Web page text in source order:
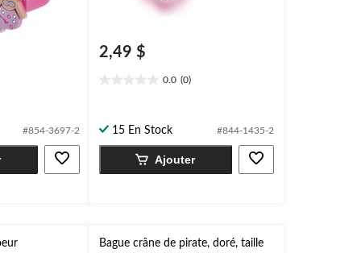
#854-3697-2
2,49 $
0.0 (0)
5. 15 En Stock #844-1435-2
Ajouter
Bague crâne de pirate, doré, taille